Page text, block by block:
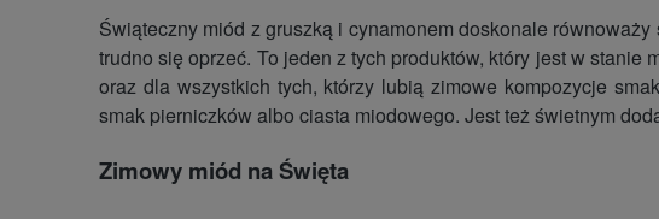
Świąteczny miód z gruszką i cynamonem doskonale
trudno się oprzeć. To jeden z tych produktów, który jest w
oraz dla wszystkich tych, którzy lubią zimowe kompozycje
smak pierniczków albo ciasta miodowego. Jest też świetnym
Zimowy miód na Święta